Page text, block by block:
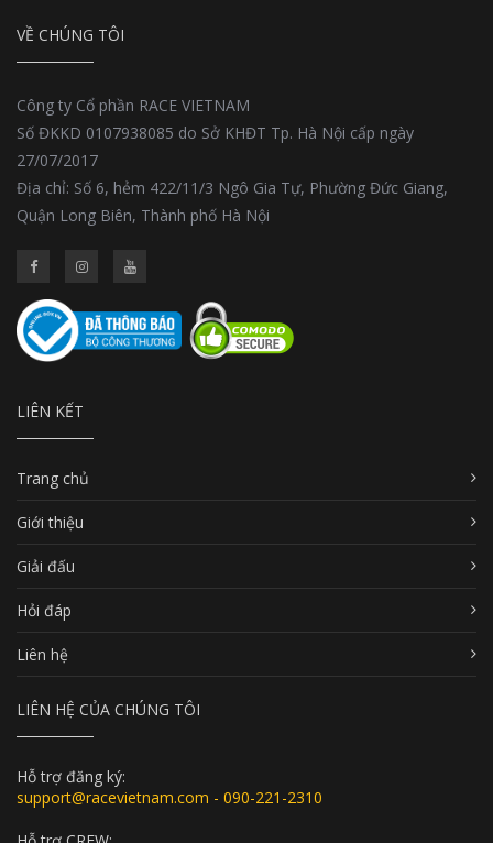
VỀ CHÚNG TÔI
Công ty Cổ phần RACE VIETNAM
Số ĐKKD 0107938085 do Sở KHĐT Tp. Hà Nội cấp ngày
27/07/2017
Địa chỉ: Số 6, hẻm 422/11/3 Ngô Gia Tự, Phường Đức Giang,
Quận Long Biên, Thành phố Hà Nội
LIÊN KẾT
Trang chủ
Giới thiệu
Giải đấu
Hỏi đáp
Liên hệ
LIÊN HỆ CỦA CHÚNG TÔI
Hỗ trợ đăng ký:
support@racevietnam.com - 090-221-2310